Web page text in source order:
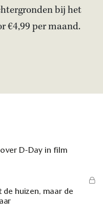
bij het
€4,99 per maand.
D-Day in film
huizen, maar de